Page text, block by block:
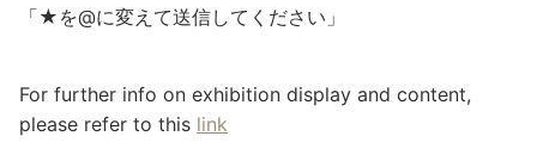
「★を@に変えて送信してください」
For further info on exhibition display and content,
please refer to this link